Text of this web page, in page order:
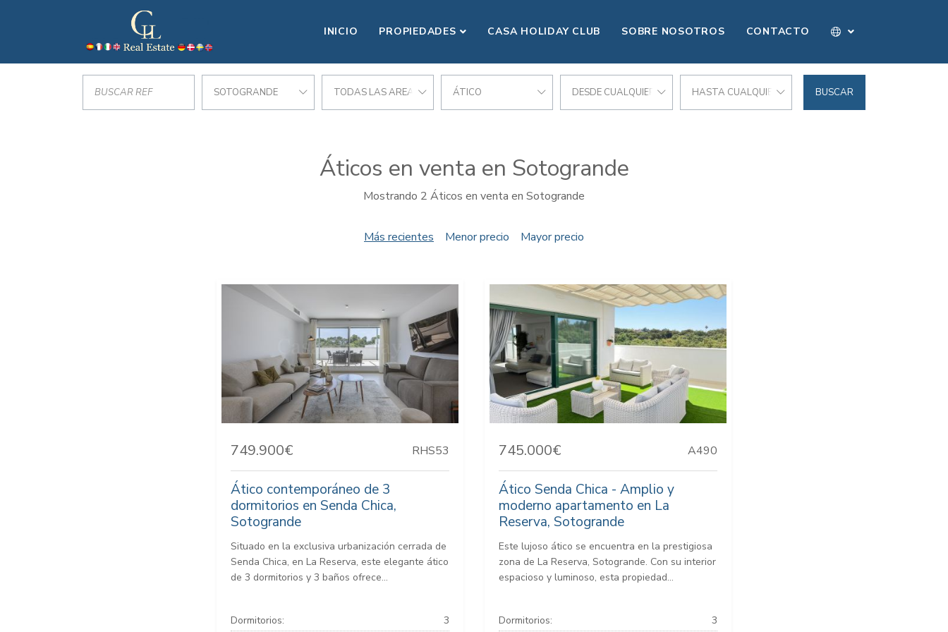
INICIO PROPIEDADES CASA HOLIDAY CLUB SOBRE NOSOTROS CONTACTO
SOTOGRANDE TODAS LAS AREAS ÁTICO DESDE CUALQUIER PRECIO HASTA CUALQUIER PRECIO BUSCAR
Áticos en venta en Sotogrande
Mostrando 2 Áticos en venta en Sotogrande
Más recientes Menor precio Mayor precio
749.900€ RHS53
Ático contemporáneo de 3
dormitorios en Senda Chica,
Sotogrande
Situado en la exclusiva urbanización cerrada de
Senda Chica, en La Reserva, este elegante ático
de 3 dormitorios y 3 baños ofrece...
Dormitorios: 3
745.000€ A490
Ático Senda Chica - Amplio y
moderno apartamento en La
Reserva, Sotogrande
Este lujoso ático se encuentra en la prestigiosa
zona de La Reserva, Sotogrande. Con su interior
espacioso y luminoso, esta propiedad...
Dormitorios: 3